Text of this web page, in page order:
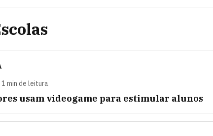
1 min de leitura
usam videogame para estimular alunos